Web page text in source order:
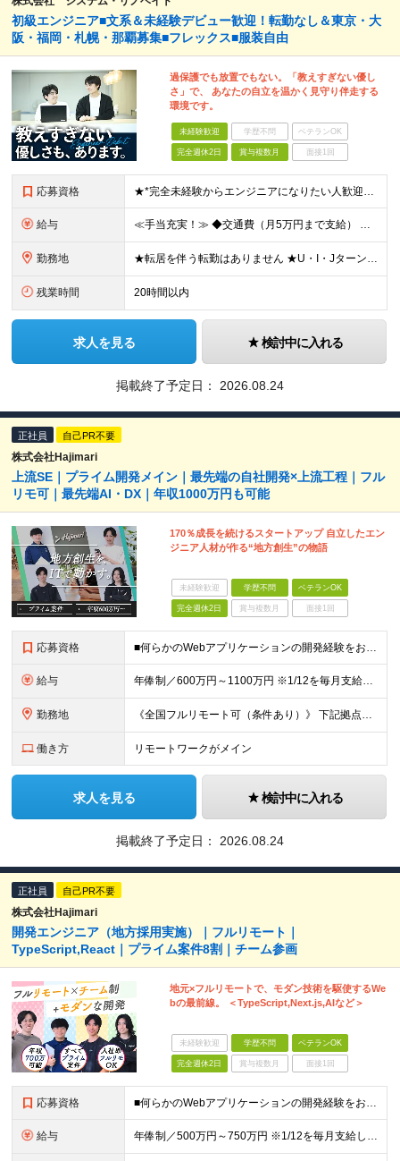
初級エンジニア■文系＆未経験デビュー歓迎！転勤なし＆東京・大
阪・福岡・札幌・那覇募集■フレックス■服装自由
過保護でも放置でもない。「教えすぎない優し
さ」で、 あなたの自立を温かく見守り伴走する
環境です。
未経験歓迎 学歴不問 ベテランOK
完全週休2日 賞与複数月 面接1回
応募資格 ★*完全未経験からエンジニアになりたい人歓迎*★ ・未経験OK ・第2新卒OK ・専門卒以上 ★type経由で入社した社員も在籍しています♪ ▼下記のような方もぜひご応募ください ◎研修が充実してい
給与 ≪手当充実！≫ ◆交通費（月5万円まで支給） ◆残業代全額支給 ◆家族手当（配偶者：1万円／子1人：5000円 ※月額） ◆役職手当（最大13万円 ※月額） ◆地域手当（東京1万円/月、大阪5000円
勤務地 ★転居を伴う転勤はありません ★U・I・JターンOK！ ★広島支店を2026年11月新設予定 ★お客様先に常駐する案件でも、在宅OKの場合は自社オフィスに出社し、チームで相談しながら仕事を進めています
残業時間 20時間以内
求人を見る 検討中に入れる
掲載終了予定日： 2026.08.24
正社員 自己PR不要
株式会社Hajimari
上流SE｜プライム開発メイン｜最先端の自社開発×上流工程｜フル
リモ可｜最先端AI・DX｜年収1000万円も可能
170％成長を続けるスタートアップ 自立したエン
ジニア人材が作る“地方創生”の物語
未経験歓迎 学歴不問 ベテランOK
完全週休2日 賞与複数月 面接1回
応募資格 ■何らかのWebアプリケーションの開発経験をお持ちの方 ┗経験豊富な方、マネジメント経験（規模や人数は不問）をお持ちの方を歓迎します！ ■学歴不問 ★JavaやPHPでのWeb開発経験はあるけれど、
給与 年俸制／600万円～1100万円 ※1/12を毎月支給します（月50万円～91万円） ※ご経験や面接時の評価に応じて変動可能性あり ※固定残業代月60時間分（月15万7,560円〜28万6,760円）
勤務地 《全国フルリモート可（条件あり）》 下記拠点以外のエリアにお住まいの方も歓迎！ 拠点から通勤圏外の遠方にお住まいの方は、100％フルリモート勤務となります。 ※通勤圏内にお住まいの場合、原則リモート・
働き方 リモートワークがメイン
求人を見る 検討中に入れる
掲載終了予定日： 2026.08.24
正社員 自己PR不要
株式会社Hajimari
開発エンジニア（地方採用実施）｜フルリモート｜
TypeScript,React｜プライム案件8割｜チーム参画
地元×フルリモートで、モダン技術を駆使するWe
bの最前線。 ＜TypeScript,Next.js,AIなど＞
未経験歓迎 学歴不問 ベテランOK
完全週休2日 賞与複数月 面接1回
応募資格 ■何らかのWebアプリケーションの開発経験をお持ちの方 ■学歴不問 ★JavaやPHPでのWeb開発経験はあるけれど、 今後はTypeScriptやNext.jsなどのモダンな環境へシフトしたい、とい
給与 年俸制／500万円～750万円 ※1/12を毎月支給します（月41万6,666円～62万5,000円） ※ご経験や面接時の評価に応じて変動可能性あり ※固定残業代月60時間分（月13万2,980円～1